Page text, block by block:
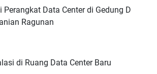
Perangkat Data Center di Gedung D
Ragunan
di Ruang Data Center Baru